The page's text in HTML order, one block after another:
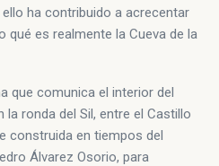
ello ha contribuido a acrecentar
qué es realmente la Cueva de la
que comunica el interior del
la ronda del Sil, entre el Castillo
construida en tiempos del
Álvarez Osorio, para